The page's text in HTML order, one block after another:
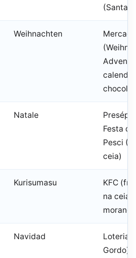
(Santa
Weihnachten
Natale
Festa
Pesci (7
ceia)
Kurisumasu
KFC
na ceia,
morango
Navidad
Loteria
Gordo),